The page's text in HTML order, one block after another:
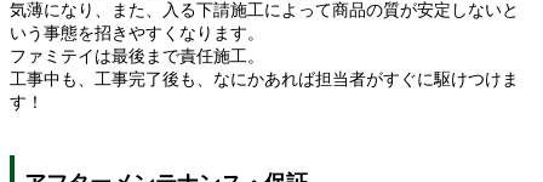
気薄になり、また、入る下請施工によって商品の質が安定しないと
いう事態を招きやすくなります。
ファミテイは最後まで責任施工。
工事中も、工事完了後も、なにかあれば担当者がすぐに駆けつけま
す！